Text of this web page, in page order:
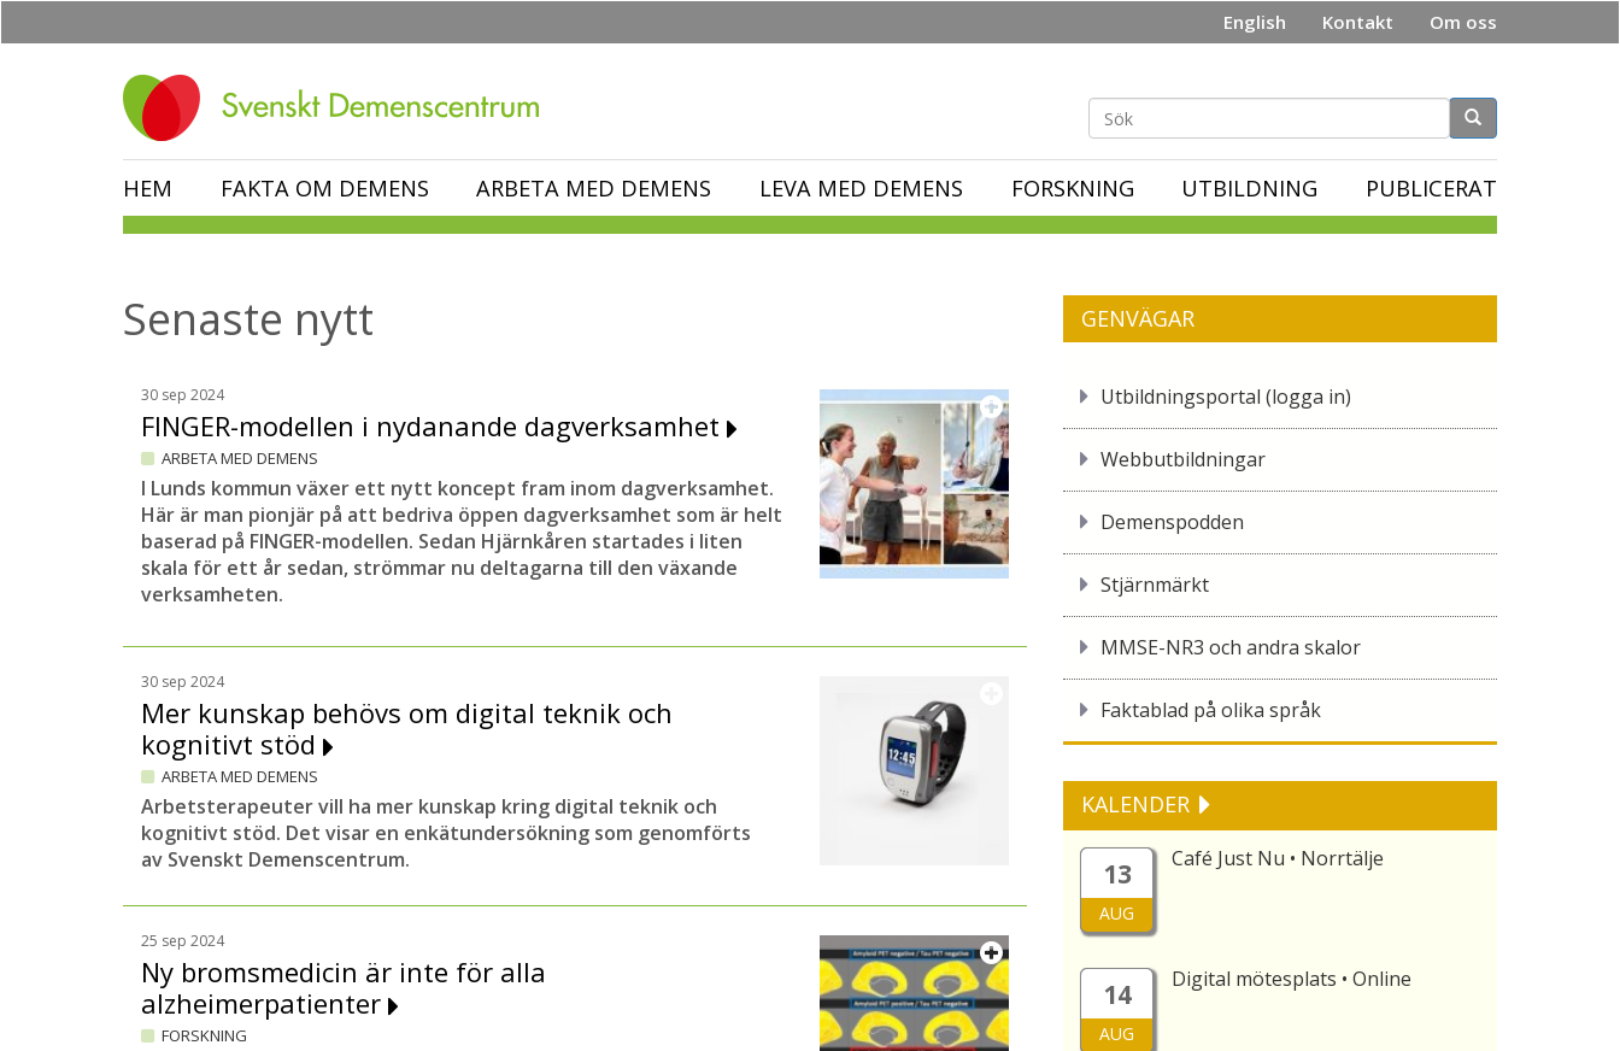
English Kontakt Om oss
Sökformulär
HEM FAKTA OM DEMENS ARBETA MED DEMENS LEVA MED DEMENS FORSKNING UTBILDNING PUBLICERAT
Senaste nytt
30 sep 2024
FINGER-modellen i nydanande dagverksamhet
ARBETA MED DEMENS
I Lunds kommun växer ett nytt koncept fram inom dagverksamhet.
Här är man pionjär på att bedriva öppen dagverksamhet som är helt
baserad på FINGER-modellen. Sedan Hjärnkåren startades i liten
skala för ett år sedan, strömmar nu deltagarna till den växande
verksamheten.
30 sep 2024
Mer kunskap behövs om digital teknik och
kognitivt stöd
ARBETA MED DEMENS
Arbetsterapeuter vill ha mer kunskap kring digital teknik och
kognitivt stöd. Det visar en enkätundersökning som genomförts
av Svenskt Demenscentrum.
25 sep 2024
Ny bromsmedicin är inte för alla
alzheimerpatienter
FORSKNING
GENVÄGAR
Utbildningsportal (logga in)
Webbutbildningar
Demenspodden
Stjärnmärkt
MMSE-NR3 och andra skalor
Faktablad på olika språk
KALENDER
13
AUG
Café Just Nu • Norrtälje
14
AUG
Digital mötesplats • Online